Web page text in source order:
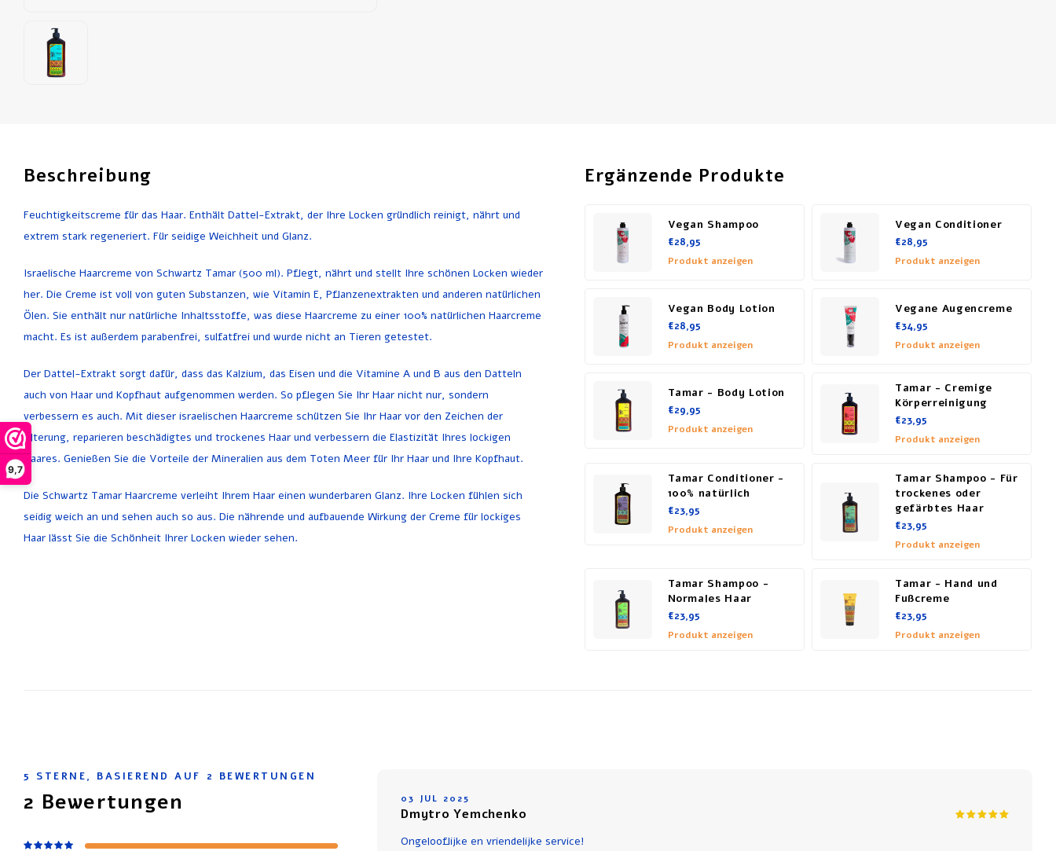
9,7
Beschreibung
Feuchtigkeitscreme für das Haar. Enthält Dattel-Extrakt, der Ihre Locken gründlich reinigt, nährt und
extrem stark regeneriert. Für seidige Weichheit und Glanz.
Israelische Haarcreme von Schwartz Tamar (500 ml). Pflegt, nährt und stellt Ihre schönen Locken wieder
her. Die Creme ist voll von guten Substanzen, wie Vitamin E, Pflanzenextrakten und anderen natürlichen
Ölen. Sie enthält nur natürliche Inhaltsstoffe, was diese Haarcreme zu einer 100% natürlichen Haarcreme
macht. Es ist außerdem parabenfrei, sulfatfrei und wurde nicht an Tieren getestet.
Der Dattel-Extrakt sorgt dafür, dass das Kalzium, das Eisen und die Vitamine A und B aus den Datteln
auch von Haar und Kopfhaut aufgenommen werden. So pflegen Sie Ihr Haar nicht nur, sondern
verbessern es auch. Mit dieser israelischen Haarcreme schützen Sie Ihr Haar vor den Zeichen der
Alterung, reparieren beschädigtes und trockenes Haar und verbessern die Elastizität Ihres lockigen
Haares. Genießen Sie die Vorteile der Mineralien aus dem Toten Meer für Ihr Haar und Ihre Kopfhaut.
Die Schwartz Tamar Haarcreme verleiht Ihrem Haar einen wunderbaren Glanz. Ihre Locken fühlen sich
seidig weich an und sehen auch so aus. Die nährende und aufbauende Wirkung der Creme für lockiges
Haar lässt Sie die Schönheit Ihrer Locken wieder sehen.
Ergänzende Produkte
Vegan Shampoo
€28,95
Produkt anzeigen
Vegan Conditioner
€28,95
Produkt anzeigen
Vegan Body Lotion
€28,95
Produkt anzeigen
Vegane Augencreme
€34,95
Produkt anzeigen
Tamar - Body Lotion
€29,95
Produkt anzeigen
Tamar - Cremige
Körperreinigung
€23,95
Produkt anzeigen
Tamar Conditioner -
100% natürlich
€23,95
Produkt anzeigen
Tamar Shampoo - Für
trockenes oder
gefärbtes Haar
€23,95
Produkt anzeigen
Tamar Shampoo -
Normales Haar
€23,95
Produkt anzeigen
Tamar - Hand und
Fußcreme
€23,95
Produkt anzeigen
5 STERNE, BASIEREND AUF 2 BEWERTUNGEN
2 Bewertungen 03 JUL 2025
Dmytro Yemchenko
Ongelooflijke en vriendelijke service!